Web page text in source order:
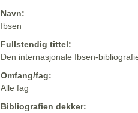
Navn:
Ibsen
Fullstendig tittel:
Den internasjonale Ibsen-
Omfang/fag:
Alle fag
Bibliografien dekker: